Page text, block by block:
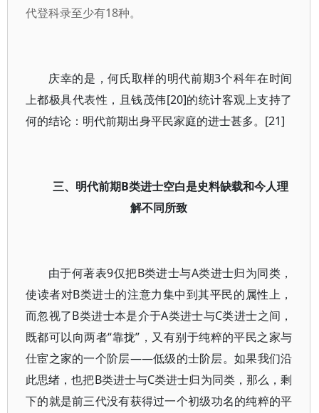
代登科录至少有18种。
庆幸的是，何氏取样的明代前期3个科年在时间
上都极具代表性，且钱茂伟[20]的统计客观上支持了
何的结论：明代前期出身平民家庭的进士甚多。[21]
三、明代前期B类进士空白是史料缺载和今人理
解不同所致
由于何著表9仅把B类进士与A类进士归为同类，
使读者对B类进士的注意力集中到其平民的属性上，
而忽视了B类进士本是介于A类进士与C类进士之间，
既都可以向两者“靠拢”，又有别于纯粹的平民之家与
仕宦之家的一个阶层——低级的士阶层。如果我们沿
此思绪，也把B类进士与C类进士归为同类，那么，剩
下的就是前三代没有获得过一个初级功名的纯粹的平